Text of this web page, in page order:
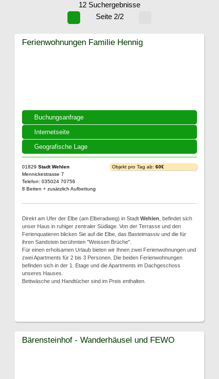
12 Suchergebnisse
Seite 2/2
Buchungsanfrage
Internetseite
Geografische Lage
Ferienwohnungen Familie Hennig
01829 Stadt Wehlen
Mennickestrasse 7
Telefon: 035024 70756
8 Betten + zusätzlich Aufbettung
Objekt pro Tag ab: 60€
Direkt am Ufer der Elbe (am Elberadweg) in Stadt Wehlen , befindet sich
unser Haus in ruhiger zentraler Südlage. Von der Terrasse und den
Ferienquatieren blicken Sie auf die Elbe, das Basteimassiv und die für
ihren Sandstein berühmten "Weissen Brüche".
Für einen erholsamen Urlaub bieten wir Ihnen zwei Ferienwohnungen und
zwei Apartments für 2 bis 3 Personen. Die beiden Ferienwohnungen
befinden sich in der 1. Etage und die Apartments im Dachgeschoss
unseres Hauses.
Bettwäsche und Handtücher sind im Preis enthalten.
Bärensteinhof - Wanderhäusel und FEWO